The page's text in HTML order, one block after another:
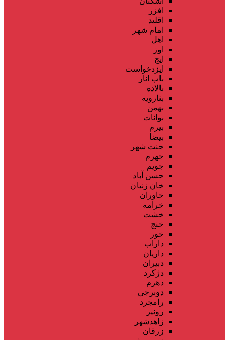
افزر
اقلید
امام شهر
اهل
اوز
ایج
ایزدخواست
باب انار
بالاده
بنارویه
بهمن
بوانات
بیرم
بیضا
جنت شهر
جهرم
جویم
حسن آباد
خان زنیان
خاوران
خرامه
خشت
خنج
خور
داراب
داریان
دبیران
دژکرد
دهرم
دوبرجی
رامجرد
رونیز
زاهدشهر
زرقان